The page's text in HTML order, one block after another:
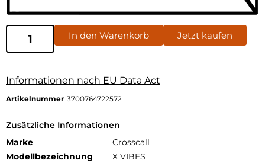
In den Warenkorb Jetzt kaufen
Informationen nach EU Data Act
Artikelnummer 3700764722572
Zusätzliche Informationen
Marke
Crosscall
Modellbezeichnung
X VIBES